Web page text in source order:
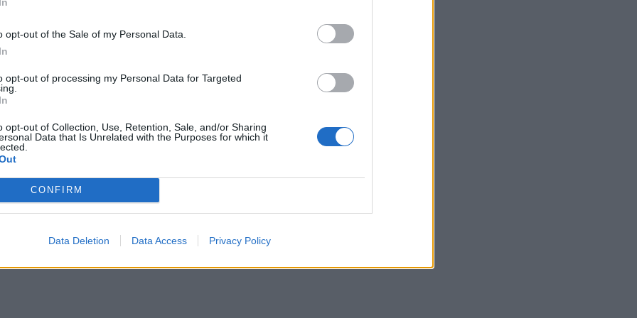
opt-out of the Sale of my Personal Data.
opt-out of processing my Personal Data for Targeted
opt-out of Collection, Use, Retention, Sale, and/or Sharing
Data that Is Unrelated with the Purposes for which it
CONFIRM
Data Deletion Data Access Privacy Policy
με αστείες μόδες που όλοι υιοθετήσαμε,
έκπληξη, αφιερωμένο στις προηγούμενες
και τα κασετόφωνα.